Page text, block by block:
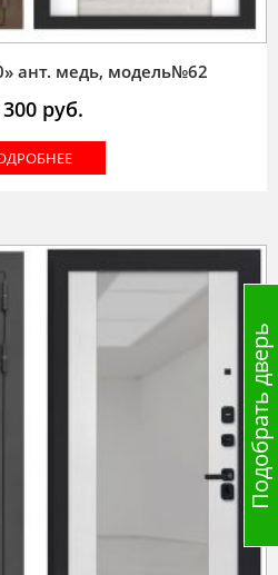
ант. медь, модель№62
руб.
Подобрать дверь